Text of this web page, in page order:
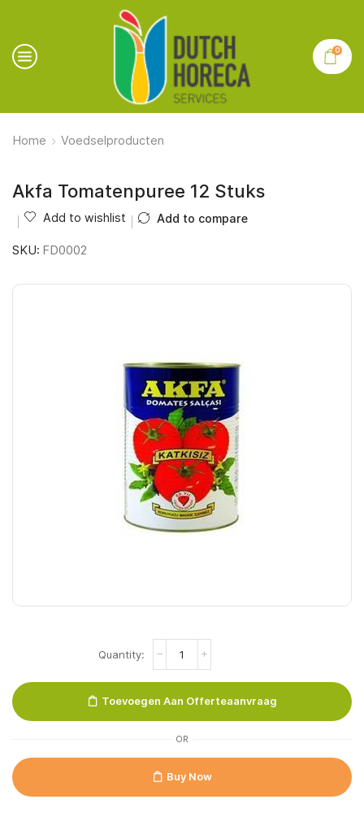
0
Home Voedselproducten
Akfa Tomatenpuree 12 Stuks
Add to wishlist Add to compare
SKU: FD0002
Tomatenpuree
quantity
Toevoegen Aan Offerteaanvraag
OR
Buy Now